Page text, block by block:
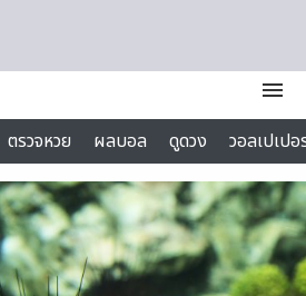
menu
ตรวจหวย ผลบอล ดูดวง
วอลเปเป